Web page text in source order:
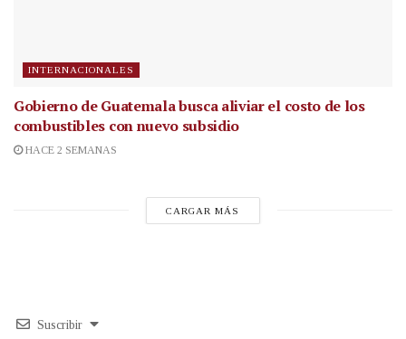
INTERNACIONALES
Gobierno de Guatemala busca aliviar el costo de los
combustibles con nuevo subsidio
HACE 2 SEMANAS
CARGAR MÁS
Suscribir